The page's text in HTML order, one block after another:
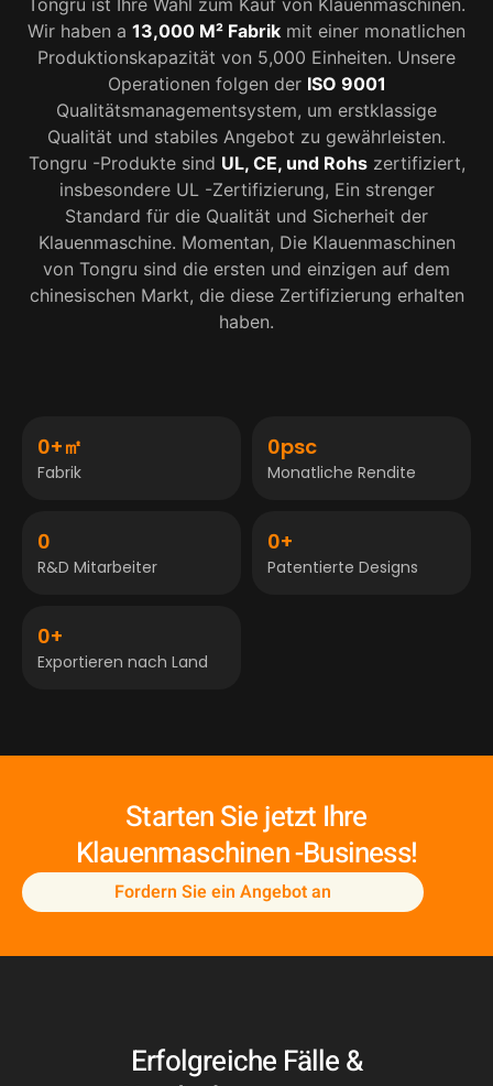
Wir haben a 13,000 M² Fabrik mit einer monatlichen
Produktionskapazität von 5,000 Einheiten. Unsere
Operationen folgen der ISO 9001
Qualitätsmanagementsystem, um erstklassige
Qualität und stabiles Angebot zu gewährleisten.
Tongru -Produkte sind UL, CE, und Rohszertifiziert,
insbesondere UL -Zertifizierung, Ein strenger
Standard für die Qualität und Sicherheit der
Klauenmaschine. Momentan, Die Klauenmaschinen
von Tongru sind die ersten und einzigen auf dem
chinesischen Markt, die diese Zertifizierung erhalten
haben.
Fabrik
0+㎡
Monatliche Rendite
0psc
R&D Mitarbeiter
0
Patentierte Designs
0+
Exportieren nach Land
0+
Starten Sie jetzt Ihre
Klauenmaschinen -Business!
Fordern Sie ein Angebot an
Erfolgreiche Fälle &